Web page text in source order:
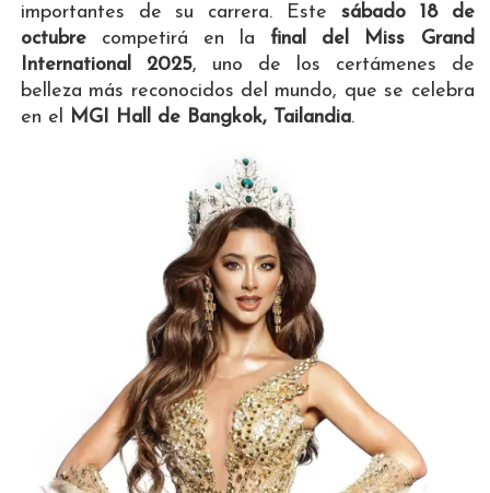
importantes de su carrera. Este sábado 18 de
octubrecompetirá en la final del Miss Grand
International 2025, uno de los certámenes de
belleza más reconocidos del mundo, que se celebra
en el
MGI Hall de Bangkok, Tailandia.